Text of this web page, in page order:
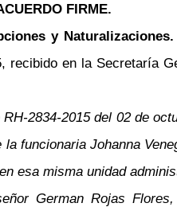
FIRME.
y Naturalizaciones.
en la Secretaría
2834-2015 del 02 de
funcionaria Johanna
esa misma unidad
German Rojas